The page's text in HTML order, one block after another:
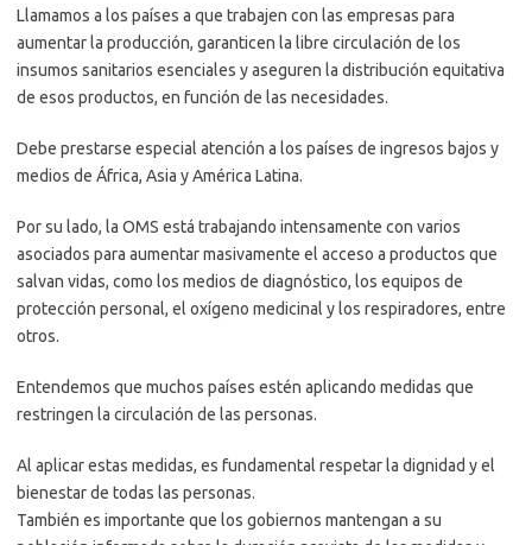
Llamamos a los países a que trabajen con las empresas para
aumentar la producción, garanticen la libre circulación de los
insumos sanitarios esenciales y aseguren la distribución equitativa
de esos productos, en función de las necesidades.
Debe prestarse especial atención a los países de ingresos bajos y
medios de África, Asia y América Latina.
Por su lado, la OMS está trabajando intensamente con varios
asociados para aumentar masivamente el acceso a productos que
salvan vidas, como los medios de diagnóstico, los equipos de
protección personal, el oxígeno medicinal y los respiradores, entre
otros.
Entendemos que muchos países estén aplicando medidas que
restringen la circulación de las personas.
Al aplicar estas medidas, es fundamental respetar la dignidad y el
bienestar de todas las personas.
También es importante que los gobiernos mantengan a su